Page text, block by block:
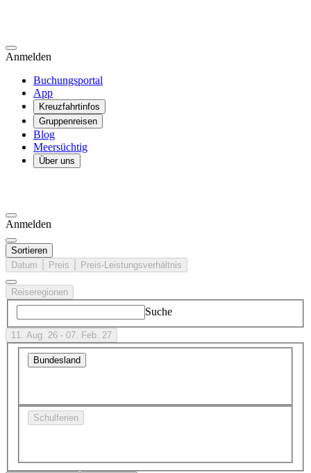
Anmelden
Buchungsportal
App
Kreuzfahrtinfos
Gruppenreisen
Blog
Meersüchtig
Über uns
Anmelden
Sortieren
Datum
Preis Preis-Leistungsverhältnis
Reiseregionen
Suche
11. Aug. 26 - 07. Feb. 27
Bundesland
Schulferien